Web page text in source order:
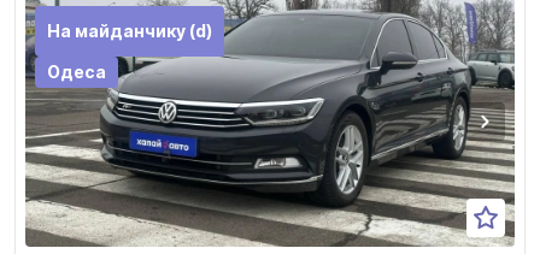
На майданчику (d)
Одеса